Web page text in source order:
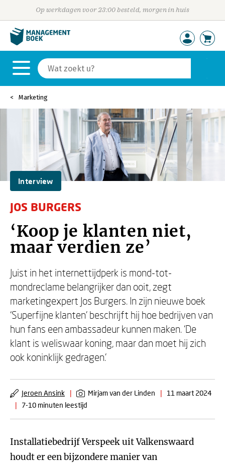
Op werkdagen voor 23:00 besteld, morgen in huis
Marketing
Interview
JOS BURGERS
‘Koop je klanten niet,
maar verdien ze’
Juist in het internettijdperk is mond-tot-
mondreclame belangrijker dan ooit, zegt
marketingexpert Jos Burgers. In zijn nieuwe boek
‘Superfijne klanten’ beschrijft hij hoe bedrijven van
hun fans een ambassadeur kunnen maken. ‘De
klant is weliswaar koning, maar dan moet hij zich
ook koninklijk gedragen.’
Jeroen Ansink | Mirjam van der Linden |
11 maart 2024
|
7-10 minuten leestijd
Installatiebedrijf Verspeek uit Valkenswaard
houdt er een bijzondere manier van